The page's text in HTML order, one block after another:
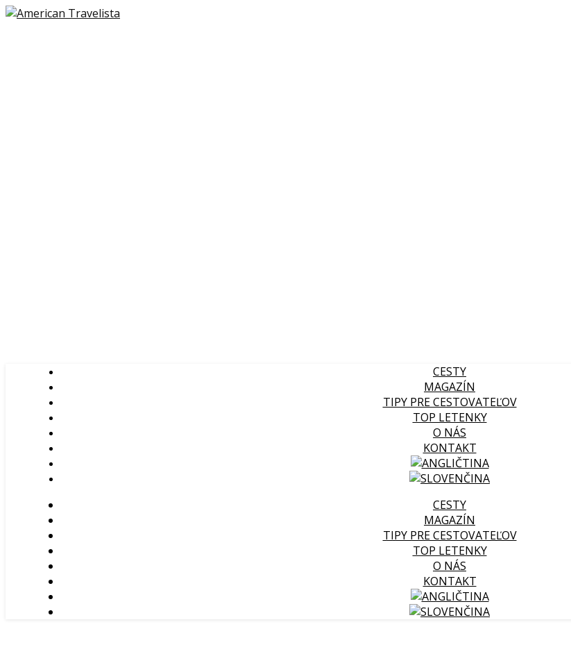
CESTY
MAGAZÍN
TIPY PRE CESTOVATEĽOV
TOP LETENKY
O NÁS
KONTAKT
CESTY
MAGAZÍN
TIPY PRE CESTOVATEĽOV
TOP LETENKY
O NÁS
KONTAKT